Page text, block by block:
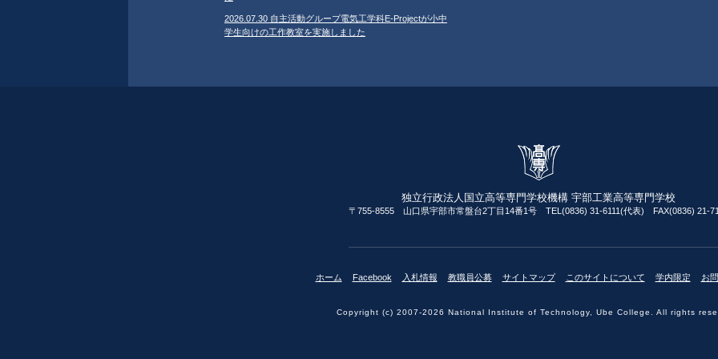
2026.07.30 自主活動グループ電気工学科E-Projectが小中
学生向けの工作教室を実施しました
独立行政法人国立高等専門学校機構 宇部工業高等専門学校
〒755-8555 山口県宇部市常盤台2丁目14番1号 TEL(0836) 31-6111(代表) FAX(0836) 21-
ホーム Facebook 入札情報 教職員公募 サイトマップ このサイトについて 学内限定 お
Copyright (c) 2007-2026 National Institute of Technology, Ube College. All rights